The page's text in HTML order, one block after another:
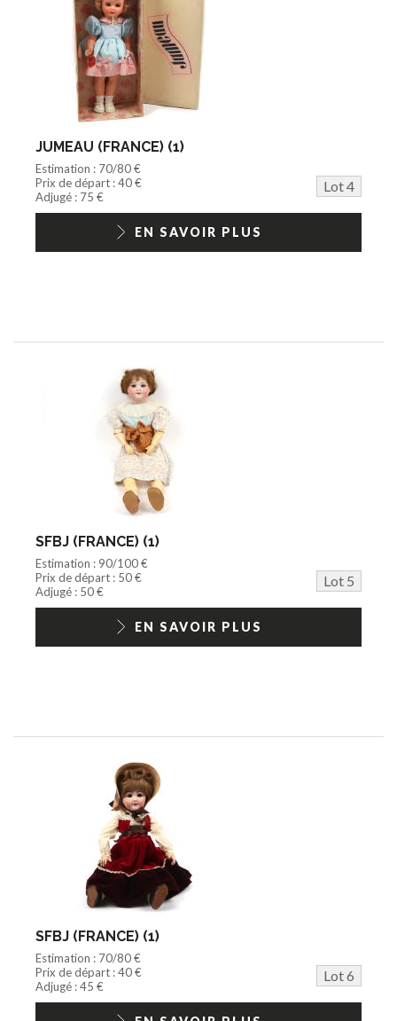
JUMEAU (FRANCE) (1)
Estimation : 70/80 €
Prix de départ : 40 €
Lot 4
Adjugé : 75 €
EN SAVOIR PLUS
SFBJ (FRANCE) (1)
Estimation : 90/100 €
Prix de départ : 50 €
Lot 5
Adjugé : 50 €
EN SAVOIR PLUS
SFBJ (FRANCE) (1)
Estimation : 70/80 €
Prix de départ : 40 €
Lot 6
Adjugé : 45 €